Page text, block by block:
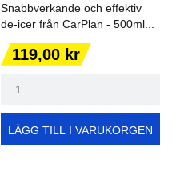
Snabbverkande och effektiv
de-icer från CarPlan - 500ml...
Pris
119,00 kr
LÄGG TILL I VARUKORGEN